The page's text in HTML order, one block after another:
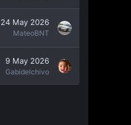
24 May 2026
MateoBNT
9 May 2026
Gabidelchivo